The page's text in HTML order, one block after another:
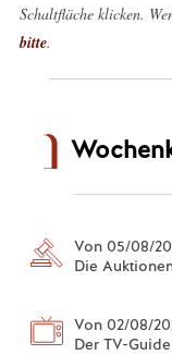
Schaltfläche klicken.
bitte.
Von 05/08/
Die
Von 02/08/
Der TV-